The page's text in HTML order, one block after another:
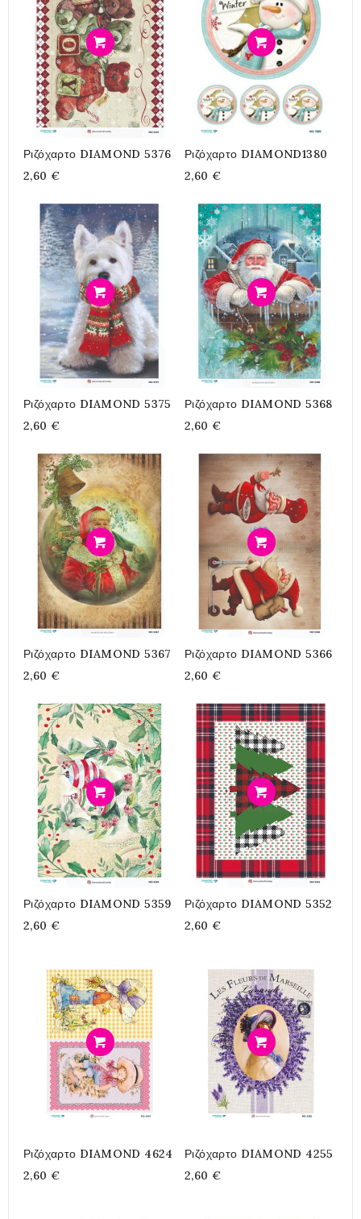
Ριζόχαρτο DIAMOND 5376
2,60 €
Ριζόχαρτο DIAMOND1380
2,60 €
Ριζόχαρτο DIAMOND 5375
2,60 €
Ριζόχαρτο DIAMOND 5368
2,60 €
Ριζόχαρτο DIAMOND 5367
2,60 €
Ριζόχαρτο DIAMOND 5366
2,60 €
Ριζόχαρτο DIAMOND 5359
2,60 €
Ριζόχαρτο DIAMOND 5352
2,60 €
Ριζόχαρτο DIAMOND 4624
2,60 €
Ριζόχαρτο DIAMOND 4255
2,60 €